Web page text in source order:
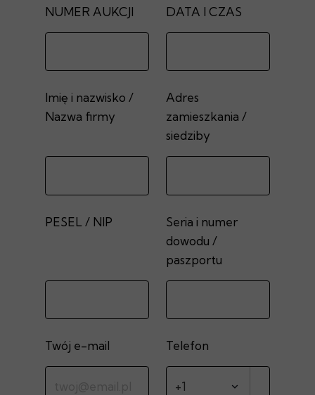
NUMER AUKCJI DATA I CZAS
Imię i nazwisko /
Nazwa firmy
Adres
zamieszkania /
siedziby
PESEL / NIP
Seria i numer
dowodu /
paszportu
Twój e-mail Telefon